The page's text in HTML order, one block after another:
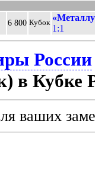
6 800 Кубок
1:1
России
в Кубке
ваших